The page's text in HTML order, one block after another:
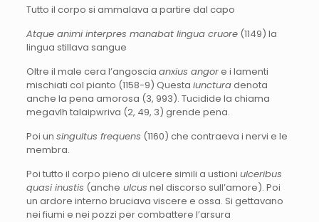
Tutto il corpo si ammalava a partire dal capo
Atque animi interpres manabat lingua cruore(1149) la
lingua stillava sangue
Oltre il male cera l’angoscia anxius angore i lamenti
mischiati col pianto (1158-9) Questa iuncturadenota
anche la pena amorosa (3, 993). Tucidide la chiama
megavlh talaipwriva (2, 49, 3) grende pena.
Poi un singultus frequens (1160) che contraeva i nervi e le
membra.
Poi tutto il corpo pieno di ulcere simili a ustioni ulceribus
quasi inustis (anche ulcus nel discorso sull’amore). Poi
un ardore interno bruciava viscere e ossa. Si gettavano
nei fiumi e nei pozzi per combattere l’arsura